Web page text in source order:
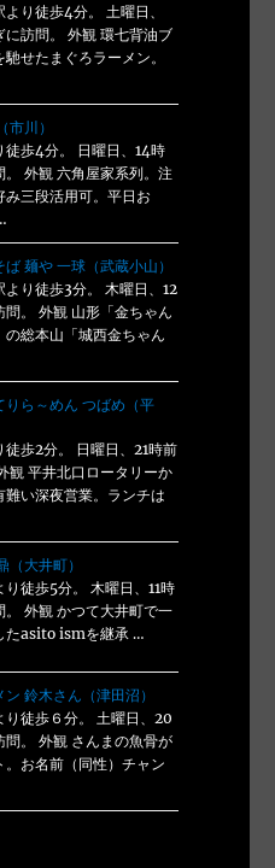
り徒歩4分。 土曜日、
に訪問。 外観 環七背油ブ
せたまぐろラーメン。
市川）
徒歩4分。 日曜日、14時
。 外観 六角屋家系列。注
み三段活用可。平日お
麺や 一球（武蔵小山）
より徒歩3分。 木曜日、12
問。 外観 山形「金ちゃん
の総本山「城西金ちゃん
りら～めん つばめ（平
徒歩2分。 日曜日、21時前
観 平井北口ロータリーか
難い深夜営業。ランチは
（大井町）
り徒歩5分。 木曜日、11時
。 外観 かつて大井町で一
たasito ismを継承 …
鈴木さん（津田沼）
り徒歩６分。 土曜日、20
問。 外観 さんまの魚骨が
。お名前（同性）チャン